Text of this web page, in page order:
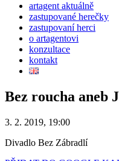
artagent aktuálně
zastupované herečky
zastupovaní herci
o artagentovi
konzultace
kontakt
Bez roucha aneb
3. 2. 2019, 19:00
Divadlo Bez Zábradlí